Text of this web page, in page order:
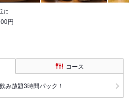
に
円
コース
み放題3時間パック！